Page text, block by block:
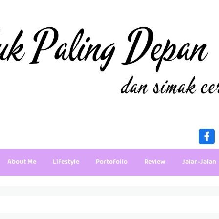
About Me Lifestyle Portofolio Review Jalan-Jalan